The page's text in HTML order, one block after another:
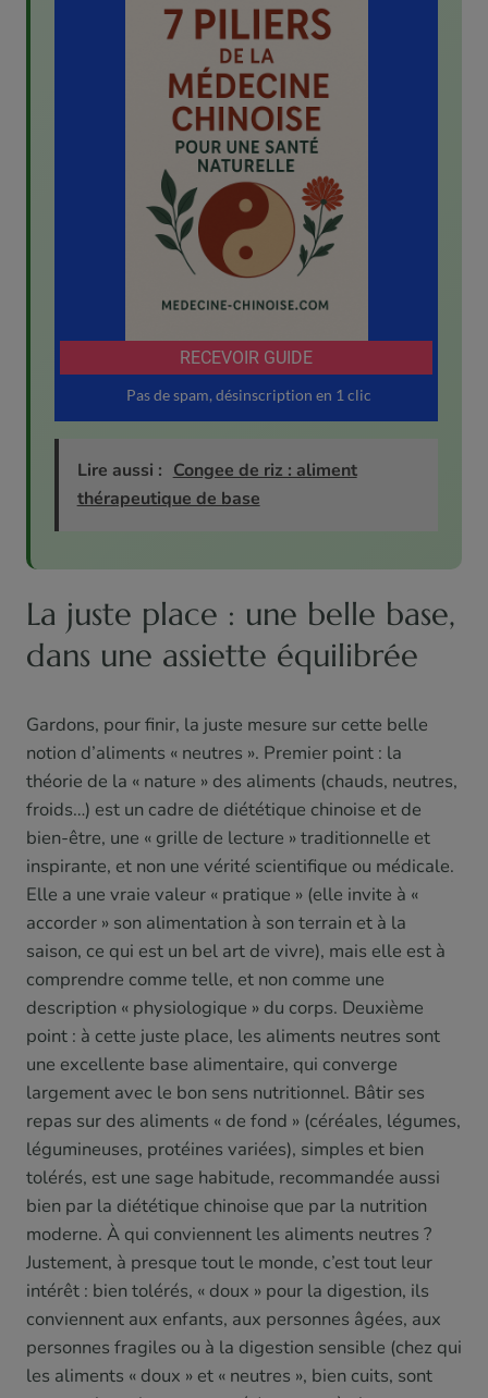
Lire aussi : Congee de riz : aliment
thérapeutique de base
La juste place : une belle base,
dans une assiette équilibrée
Gardons, pour finir, la juste mesure sur cette belle
notion d’aliments « neutres ». Premier point : la
théorie de la « nature » des aliments (chauds, neutres,
froids…) est un cadre de diététique chinoise et de
bien-être, une « grille de lecture » traditionnelle et
inspirante, et non une vérité scientifique ou médicale.
Elle a une vraie valeur « pratique » (elle invite à «
accorder » son alimentation à son terrain et à la
saison, ce qui est un bel art de vivre), mais elle est à
comprendre comme telle, et non comme une
description « physiologique » du corps. Deuxième
point : à cette juste place, les aliments neutres sont
une excellente base alimentaire, qui converge
largement avec le bon sens nutritionnel. Bâtir ses
repas sur des aliments « de fond » (céréales, légumes,
légumineuses, protéines variées), simples et bien
tolérés, est une sage habitude, recommandée aussi
bien par la diététique chinoise que par la nutrition
moderne. À qui conviennent les aliments neutres ?
Justement, à presque tout le monde, c’est tout leur
intérêt : bien tolérés, « doux » pour la digestion, ils
conviennent aux enfants, aux personnes âgées, aux
personnes fragiles ou à la digestion sensible (chez qui
les aliments « doux » et « neutres », bien cuits, sont